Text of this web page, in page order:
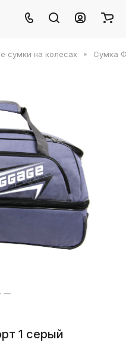
сумки на колёсах Сумка
1 серый